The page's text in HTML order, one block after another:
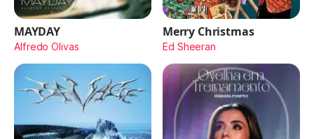
MAYDAY
Alfredo Olivas
Merry Christmas
Ed Sheeran